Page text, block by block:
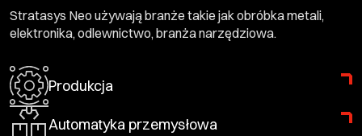
Stratasys Neo używają branże takie jak obróbka metali,
elektronika, odlewnictwo, branża narzędziowa.
Produkcja
Automatyka przemysłowa